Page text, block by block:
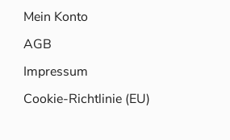
Mein Konto
AGB
Impressum
Cookie-Richtlinie (EU)